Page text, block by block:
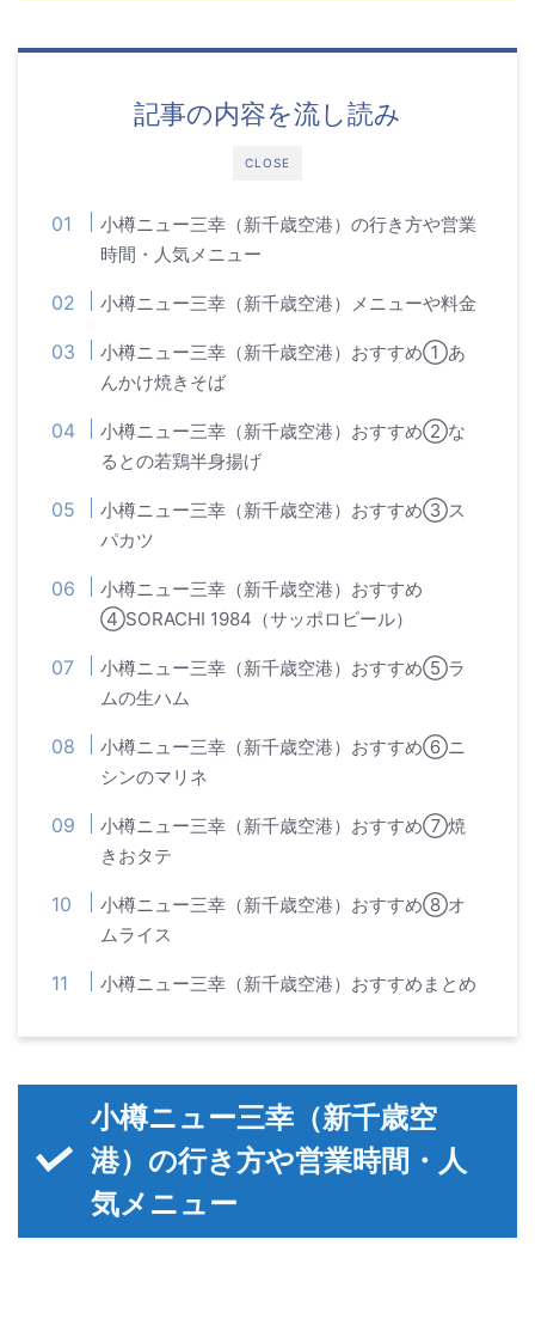
CLOSE
記事の内容を流し読み
小樽ニュー三幸（新千歳空港）の行き方や営業
時間・人気メニュー
小樽ニュー三幸（新千歳空港）メニューや料金
小樽ニュー三幸（新千歳空港）おすすめ①あ
んかけ焼きそば
小樽ニュー三幸（新千歳空港）おすすめ②な
るとの若鶏半身揚げ
小樽ニュー三幸（新千歳空港）おすすめ③ス
パカツ
小樽ニュー三幸（新千歳空港）おすすめ
④SORACHI 1984（サッポロビール）
小樽ニュー三幸（新千歳空港）おすすめ⑤ラ
ムの生ハム
小樽ニュー三幸（新千歳空港）おすすめ⑥ニ
シンのマリネ
小樽ニュー三幸（新千歳空港）おすすめ⑦焼
きおタテ
小樽ニュー三幸（新千歳空港）おすすめ⑧オ
ムライス
小樽ニュー三幸（新千歳空港）おすすめまとめ
小樽ニュー三幸（新千歳空
港）の行き方や営業時間・人
気メニュー